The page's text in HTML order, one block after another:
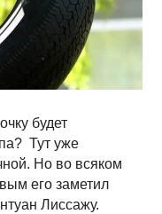
будет
Тут уже
Но во всяком
его заметил
Лиссажу.